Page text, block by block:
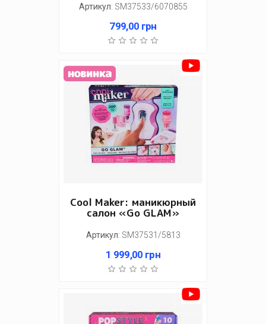
Артикул: SM37533/6070855
799,00 грн
Cool Maker: маникюрный
салон «Go GLAM»
Артикул: SM37531/5813
1 999,00 грн